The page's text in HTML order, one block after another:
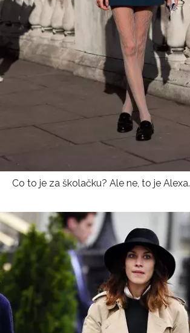
Co to je za školačku? Ale ne, to je Alexa.